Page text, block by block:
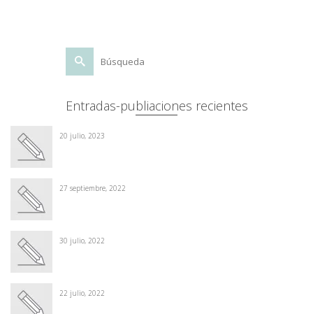
Buscar
por:
Entradas-publiaciones recientes
20 julio, 2023
27 septiembre, 2022
30 julio, 2022
22 julio, 2022